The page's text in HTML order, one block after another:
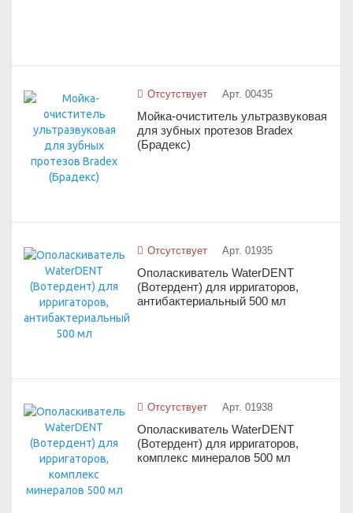
Отсутствует Арт. 00435
Мойка-очиститель ультразвуковая
для зубных протезов Bradex
(Брадекс)
Отсутствует Арт. 01935
Ополаскиватель WaterDENT
(Вотердент) для ирригаторов,
антибактериальный 500 мл
Отсутствует Арт. 01938
Ополаскиватель WaterDENT
(Вотердент) для ирригаторов,
комплекс минералов 500 мл